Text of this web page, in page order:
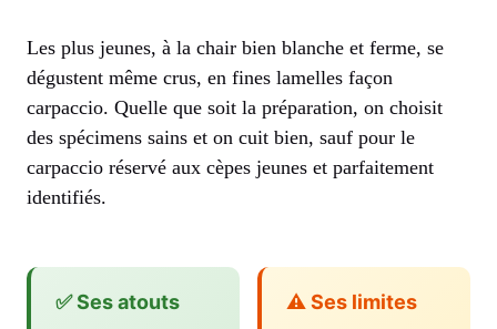
Les plus jeunes, à la chair bien blanche et ferme, se
dégustent même crus, en fines lamelles façon
carpaccio. Quelle que soit la préparation, on choisit
des spécimens sains et on cuit bien, sauf pour le
carpaccio réservé aux cèpes jeunes et parfaitement
identifiés.
✅ Ses atouts
⚠️ Ses limites